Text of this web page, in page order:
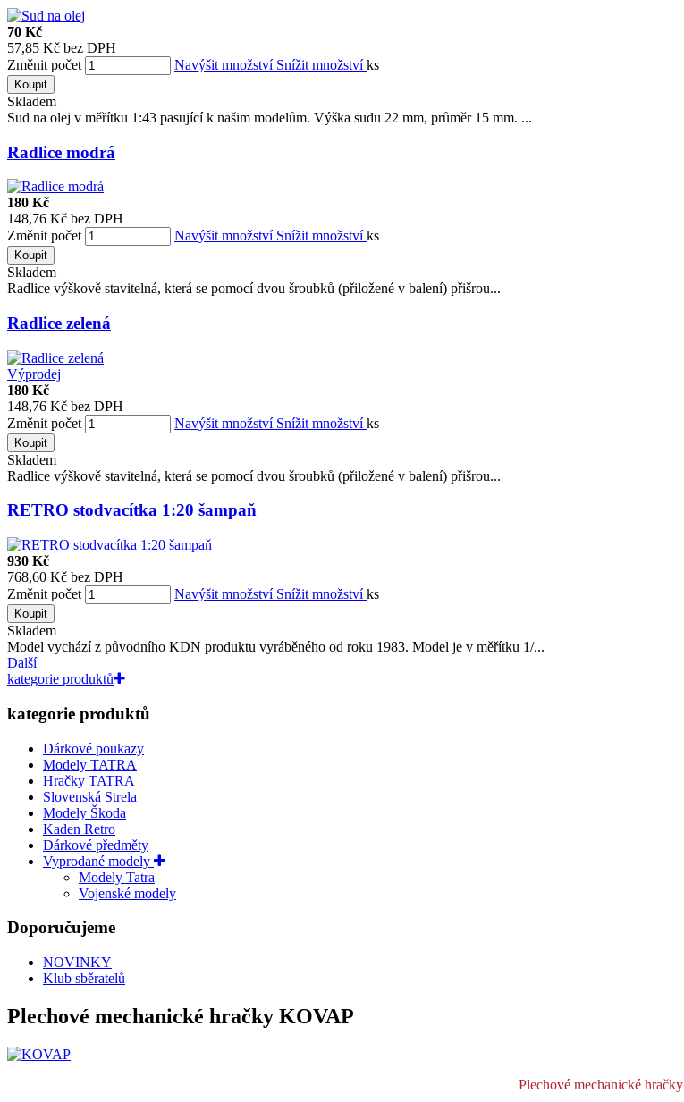
70 Kč
57,85 Kč bez DPH
Změnit počet
Navýšit množství Snížit množstvíks
Koupit
Skladem
Sud na olej v měřítku 1:43 pasující k našim modelům. Výška sudu 22 mm, průměr 15 mm. ...
Radlice modrá
180 Kč
148,76 Kč bez DPH
Změnit počet
Navýšit množství Snížit množstvíks
Koupit
Skladem
Radlice výškově stavitelná, která se pomocí dvou šroubků (přiložené v balení) přišrou...
Radlice zelená
Výprodej
180 Kč
148,76 Kč bez DPH
Změnit počet
Navýšit množství Snížit množstvíks
Koupit
Skladem
Radlice výškově stavitelná, která se pomocí dvou šroubků (přiložené v balení) přišrou...
RETRO stodvacítka 1:20 šampaň
930 Kč
768,60 Kč bez DPH
Změnit počet
Navýšit množství Snížit množstvíks
Koupit
Skladem
Model vychází z původního KDN produktu vyráběného od roku 1983. Model je v měřítku 1/...
Další
kategorie produktů
kategorie produktů
Dárkové poukazy
Modely TATRA
Hračky TATRA
Slovenská Strela
Modely Škoda
Kaden Retro
Dárkové předměty
Vyprodané modely
Modely Tatra
Vojenské modely
Doporučujeme
NOVINKY
Klub sběratelů
Plechové mechanické hračky KOVAP
Plechové mechanické hračky